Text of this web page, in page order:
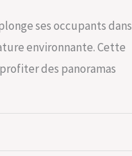
ses occupants dans
environnante. Cette
des panoramas